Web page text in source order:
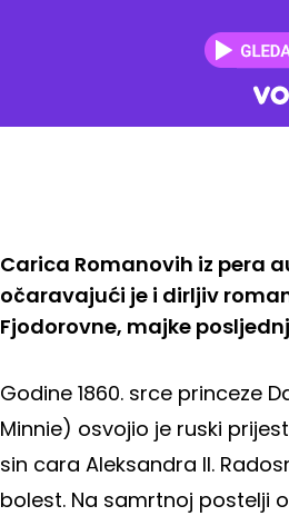
Carica Romanovih iz pera
očaravajući je i dirljiv
Fjodorovne, majke
Godine 1860. srce princeze
Minnie) osvojio je ruski
sin cara Aleksandra II.
bolest. Na samrtnoj postelji